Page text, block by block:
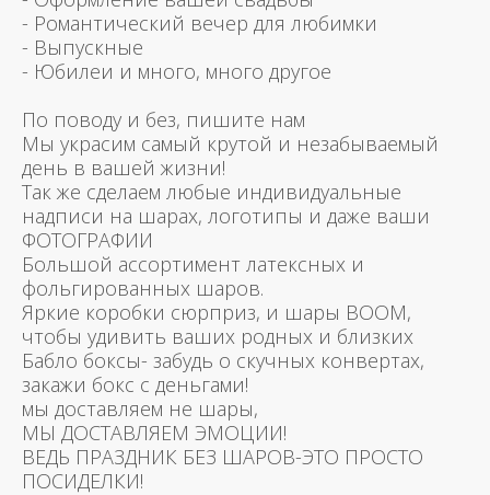
- Романтический вечер для любимки
- Выпускные
- Юбилеи и много, много другое
По поводу и без, пишите нам
Мы украсим самый крутой и незабываемый
день в вашей жизни!
Так же сделаем любые индивидуальные
надписи на шарах, логотипы и даже ваши
ФОТОГРАФИИ
Большой ассортимент латексных и
фольгированных шаров.
Яркие коробки сюрприз, и шары BOOM,
чтобы удивить ваших родных и близких
Бабло боксы- забудь о скучных конвертах,
закажи бокс с деньгами!
мы доставляем не шары,
МЫ ДОСТАВЛЯЕМ ЭМОЦИИ!
ВЕДЬ ПРАЗДНИК БЕЗ ШАРОВ-ЭТО ПРОСТО
ПОСИДЕЛКИ!